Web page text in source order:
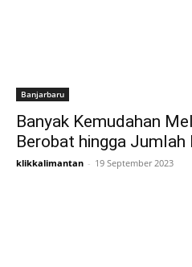
Banjarbaru
Banyak Kemudahan
Berobat hingga Jumlah
klikkalimantan - 19 September 2023